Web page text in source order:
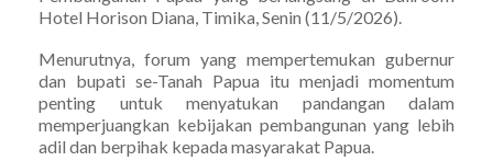
Hotel Horison Diana, Timika, Senin (11/5/2026).
Menurutnya, forum yang mempertemukan gubernur
dan bupati se-Tanah Papua itu menjadi momentum
penting untuk menyatukan pandangan dalam
memperjuangkan kebijakan pembangunan yang lebih
adil dan berpihak kepada masyarakat Papua.